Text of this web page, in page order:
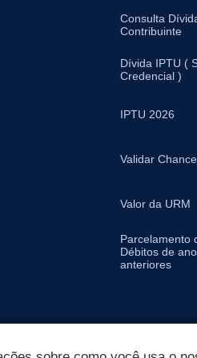
Consulta
Contribuinte
Dívida IPTU (
Credencial )
IPTU 2026
Validar
Valor da URM
Parcelamento
Débitos de
anteriores